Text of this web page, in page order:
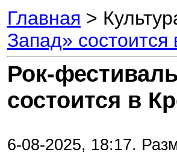
Главная >
Запад»
Рок-
состоится в
6-08-2025, 18:17.